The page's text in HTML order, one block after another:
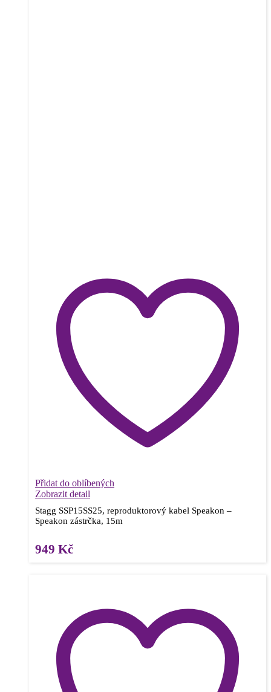
Přidat do oblíbených
Zobrazit detail
Stagg SSP15SS25, reproduktorový kabel Speakon –
Speakon zástrčka, 15m
949 Kč